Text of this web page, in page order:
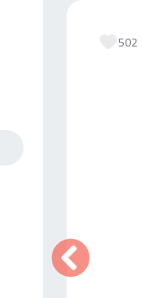
502